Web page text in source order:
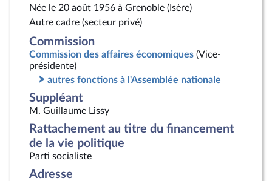
Née le 20 août 1956 à Grenoble (Isère)
Autre cadre (secteur privé)
Commission
Commission des affaires économiques (Vice-
présidente)
autres fonctions à l'Assemblée nationale
Suppléant
M. Guillaume Lissy
Rattachement au titre du financement
de la vie politique
Parti socialiste
Adresse